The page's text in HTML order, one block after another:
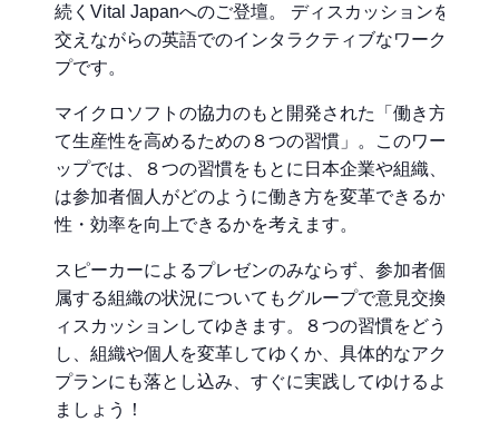
続くVital Japanへのご登壇。 ディスカッションを数多
交えながらの英語でのインタラクティブなワークショッ
プです。
マイクロソフトの協力のもと開発された「働き方を変え
て生産性を高めるための８つの習慣」。このワークショ
ップでは、８つの習慣をもとに日本企業や組織、さらに
は参加者個人がどのように働き方を変革できるか、生産
性・効率を向上できるかを考えます。
スピーカーによるプレゼンのみならず、参加者個人や所
属する組織の状況についてもグループで意見交換し、デ
ィスカッションしてゆきます。８つの習慣をどう実践
し、組織や個人を変革してゆくか、具体的なアクション
プランにも落とし込み、すぐに実践してゆけるようにし
ましょう！